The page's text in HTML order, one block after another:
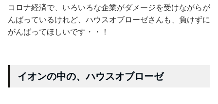
コロナ経済で、いろいろな企業がダメージを受けながらが
んばっているけれど、ハウスオブローゼさんも、負けずに
がんばってほしいです・・！
イオンの中の、ハウスオブローゼ